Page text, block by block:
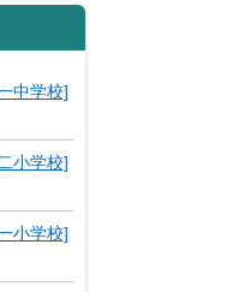
中学校]
小学校]
小学校]